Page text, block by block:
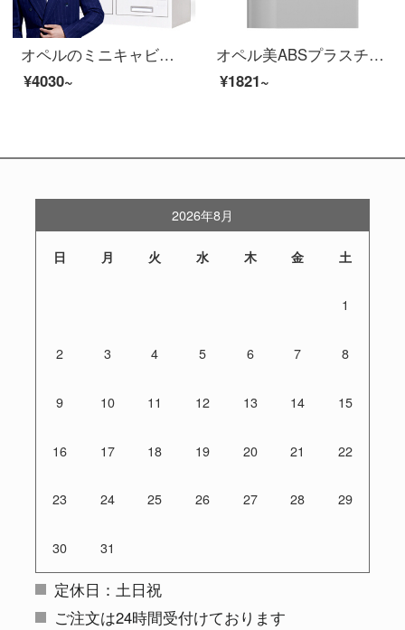
オペルのミニキャビネットのチェーストのキャビネットの鉄の皮のキャビネットの引き出しの資料の箱の書類棚のキャビネットの保管棚は6斗の下にあります。
¥4030~
オペル美ABSプラスチックワルドロッブ学校の学生カバン棚プール風呂サウナ温泉ヨガホテル防水クローゼットジムロッカー370*320*420
¥1821~
2026年8月
日 月 火 水 木 金 土
1
2 3 4 5 6 7 8
9 10 11 12 13 14 15
16 17 18 19 20 21 22
23 24 25 26 27 28 29
30 31
定休日：土日祝
ご注文は24時間受付けております